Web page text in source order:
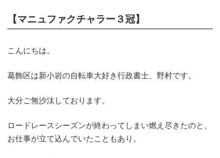
【マニュファクチャラー３冠】
こんにちは。
葛飾区は新小岩の自転車大好き行政書士、野村です。
大分ご無沙汰しております。
ロードレースシーズンが終わってしまい燃え尽きたのと、
お仕事が立て込んでいたこともあり。